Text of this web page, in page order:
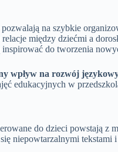
na szybkie
między dziećmi a
do tworzenia
wpływ na rozwój
edukacyjnych w
do dzieci powstają z
niepowtarzalnymi tekstami